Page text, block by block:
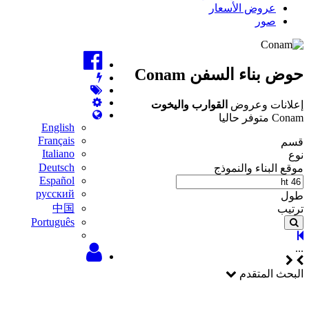
عروض الأسعار
صور
English
Français
Italiano
Deutsch
Español
русский
中国
Português
حوض بناء السفن Conam
إعلانات وعروض القوارب واليخوت
Conam متوفر حاليا
قسم
نوع
موقع البناء والنموذج
طول
ترتيب
...
البحث المتقدم